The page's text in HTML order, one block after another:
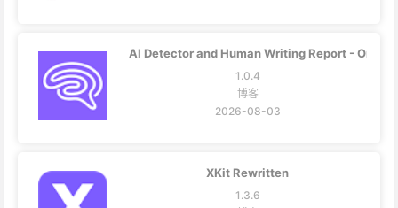
AI Detector and Human Writing Report -
1.0.4
博客
2026-08-03
XKit Rewritten
1.3.6